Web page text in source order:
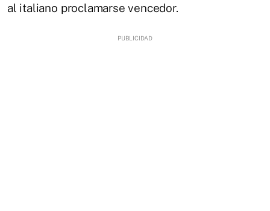
al italiano proclamarse vencedor.